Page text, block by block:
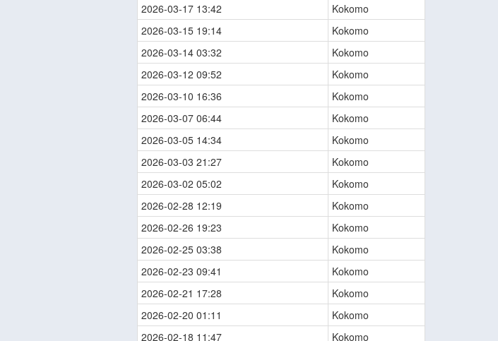
2026-03-17 13:42
Kokomo
2026-03-15 19:14
Kokomo
2026-03-14 03:32
Kokomo
2026-03-12 09:52
Kokomo
2026-03-10 16:36
Kokomo
2026-03-07 06:44
Kokomo
2026-03-05 14:34
Kokomo
2026-03-03 21:27
Kokomo
2026-03-02 05:02
Kokomo
2026-02-28 12:19
Kokomo
2026-02-26 19:23
Kokomo
2026-02-25 03:38
Kokomo
2026-02-23 09:41
Kokomo
2026-02-21 17:28
Kokomo
2026-02-20 01:11
Kokomo
2026-02-18 11:47
Kokomo